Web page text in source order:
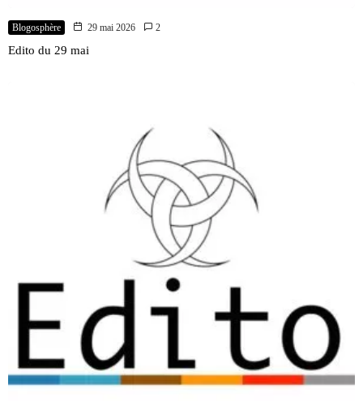
Blogosphère 29 mai 2026 2
Edito du 29 mai